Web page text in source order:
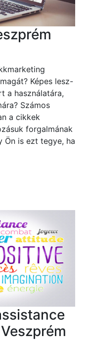
Képes lesz-
a használatára,
Számos
a cikkek
forgalmának
Ön is ezt tegye, ha